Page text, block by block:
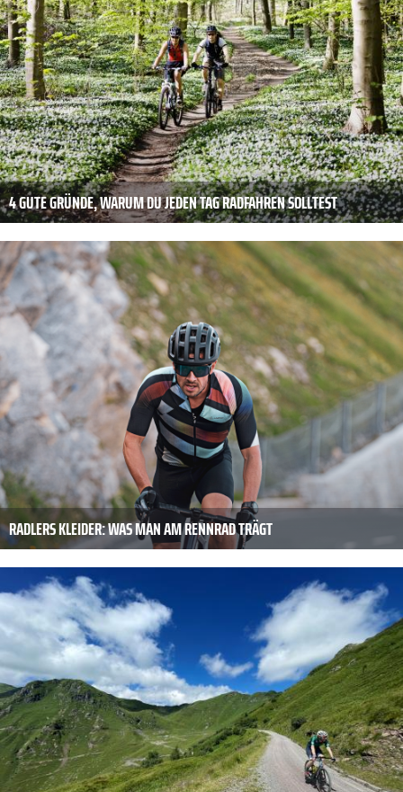
4 GUTE GRÜNDE, WARUM DU JEDEN TAG RADFAHREN SOLLTEST
RADLERS KLEIDER: WAS MAN AM RENNRAD TRÄGT